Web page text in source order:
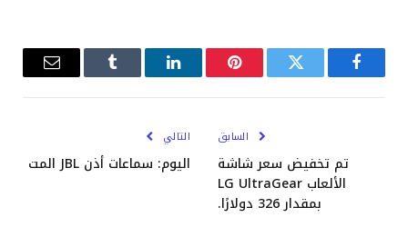
فيسبوكتويتر بينتيريستلينكدإن Tumblrالبريد
السابق
تم تخفيض سعر شاشة
الألعاب LG UltraGear
بمقدار 326 دولارًا.
التالي
اليوم: سماعات أذن JBL المت